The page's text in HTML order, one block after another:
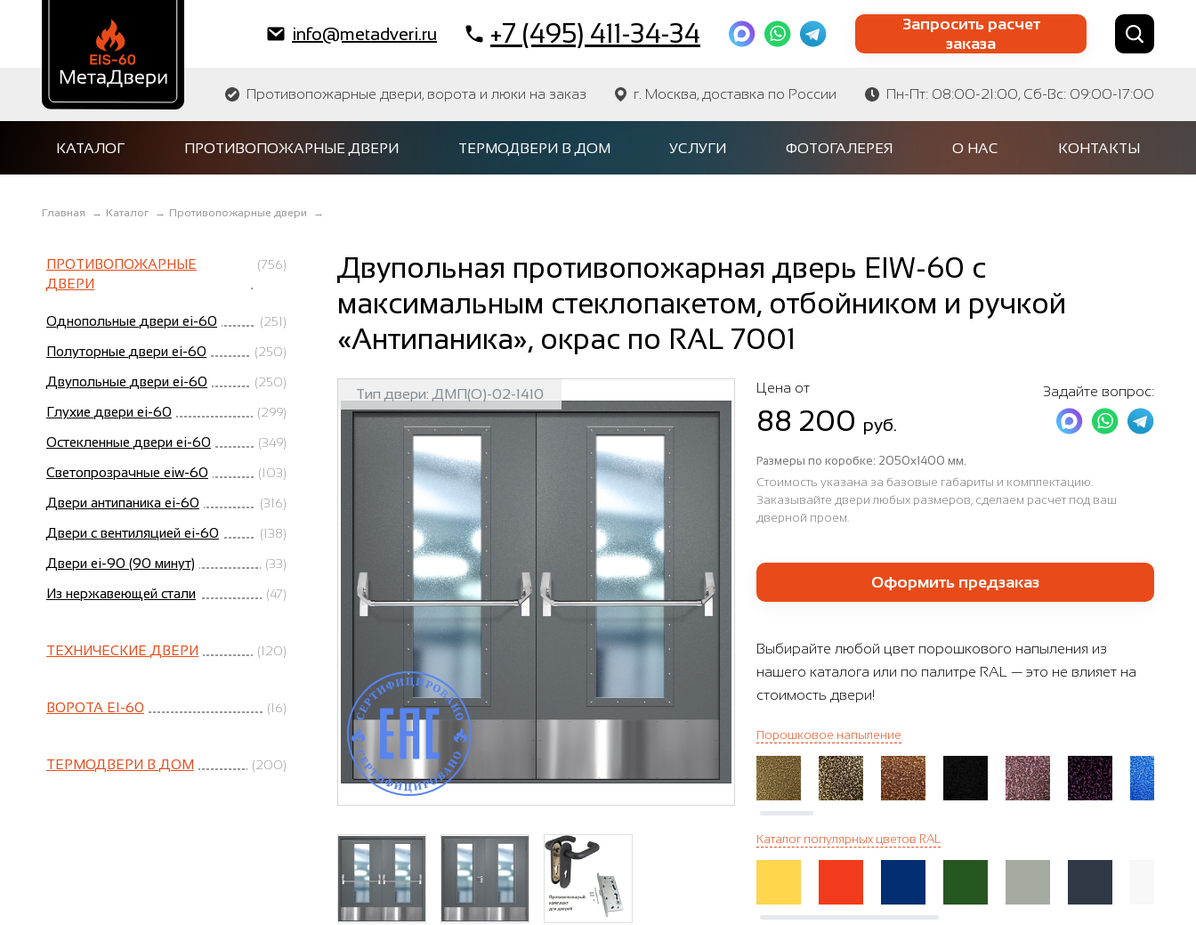
info@metadveri.ru +7 (495) 411-34-34
Запросить расчет
заказа
Найти по сайту Найти по артикулу
Противопожарные двери, ворота и люки на заказ г. Москва, доставка по России Пн-Пт: 08:00-21:00, Сб-Вс: 09:00-17:00
КАТАЛОГ ПРОТИВОПОЖАРНЫЕ ДВЕРИ ТЕРМОДВЕРИ В ДОМ УСЛУГИ ФОТОГАЛЕРЕЯ О НАС КОНТАКТЫ
Главная → Каталог → Противопожарные двери →
ПРОТИВОПОЖАРНЫЕ
ДВЕРИ
(756)
Однопольные двери ei-60 (251)
Полуторные двери ei-60 (250)
Двупольные двери ei-60 (250)
Глухие двери ei-60 (299)
Остекленные двери ei-60 (349)
Светопрозрачные eiw-60 (103)
Двери антипаника ei-60 (316)
Двери с вентиляцией ei-60 (138)
Двери ei-90 (90 минут) (33)
Из нержавеющей стали (47)
ТЕХНИЧЕСКИЕ ДВЕРИ (120)
ВОРОТА EI-60 (16)
ТЕРМОДВЕРИ В ДОМ (200)
Двупольная противопожарная дверь EIW-60 с
максимальным стеклопакетом, отбойником и ручкой
«Антипаника», окрас по RAL 7001
Тип двери: ДМП(О)-02-1410 Цена от
88 200 руб.
Задайте вопрос:
Размеры по коробке: 2050х1400 мм.
Стоимость указана за базовые габариты и комплектацию.
Заказывайте двери любых размеров, сделаем расчет под ваш
дверной проем.
Оформить предзаказ
Выбирайте любой цвет порошкового напыления из
нашего каталога или по палитре RAL — это не влияет на
стоимость двери!
Порошковое напыление
Каталог популярных цветов RAL